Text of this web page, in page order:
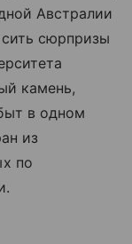
Австралии
сюрпризы
камень,
в одном
из
по